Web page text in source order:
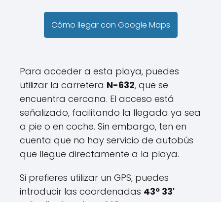
Cómo llegar con Google Maps
Para acceder a esta playa, puedes
utilizar la carretera N-632, que se
encuentra cercana. El acceso está
señalizado, facilitando la llegada ya sea
a pie o en coche. Sin embargo, ten en
cuenta que no hay servicio de autobús
que llegue directamente a la playa.
Si prefieres utilizar un GPS, puedes
introducir las coordenadas 43º 33'